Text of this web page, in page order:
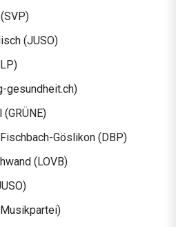
(JUSO)
gesundheit.ch)
Göslikon (DBP)
(LOVB)